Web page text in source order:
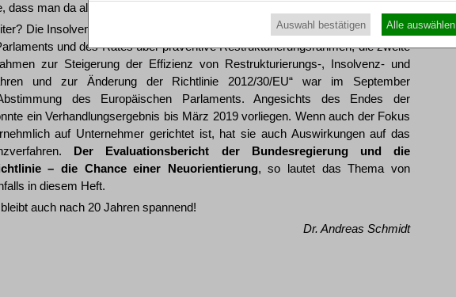
dass man da als Schuldner nicht wirklich meckern kann.
Die Insolvenzordnung kommt nicht zur Ruhe. Der Entwurf einer „Richtlinie
und des Rates über präventive Restrukturierungsrahmen, die zweite
zur Steigerung der Effizienz von Restrukturierungs-, Insolvenz- und
und zur Änderung der Richtlinie 2012/30/EU“ war im September
des Europäischen Parlaments. Angesichts des Endes der
ein Verhandlungsergebnis bis März 2019 vorliegen. Wenn auch der Fokus
auf Unternehmer gerichtet ist, hat sie auch Auswirkungen auf das
Der Evaluationsbericht der Bundesregierung und die
– die Chance einer Neuorientierung, so lautet das Thema von
in diesem Heft.
auch nach 20 Jahren spannend!
Dr. Andreas Schmidt
Auswahl bestätigen Alle auswählen